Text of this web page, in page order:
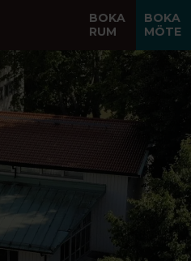
BOKA
RUM
BOKA
MÖTE